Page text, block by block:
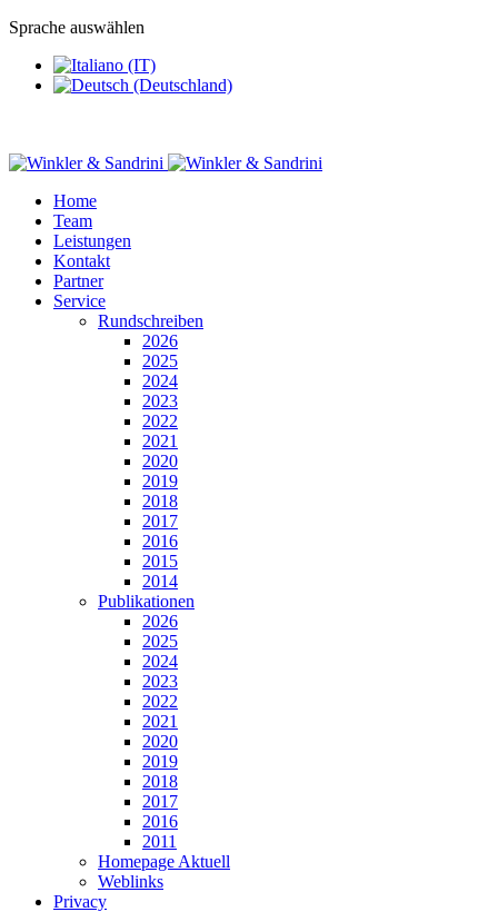
Sprache auswählen
Home
Team
Leistungen
Kontakt
Partner
Service
Rundschreiben
2026
2025
2024
2023
2022
2021
2020
2019
2018
2017
2016
2015
2014
Publikationen
2026
2025
2024
2023
2022
2021
2020
2019
2018
2017
2016
2011
Homepage Aktuell
Weblinks
Privacy